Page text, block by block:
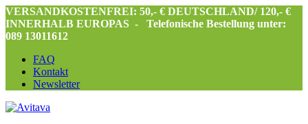
VERSANDKOSTENFREI: 50,- € DEUTSCHLAND/ 120,- €
INNERHALB EUROPAS -
Telefonische Bestellung unter:
089 13011612
FAQ
Kontakt
Newsletter